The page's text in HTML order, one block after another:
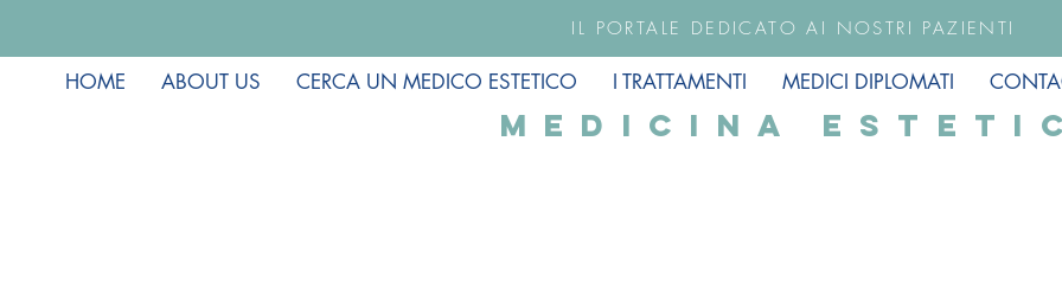
HOME ABOUT US CERCA UN MEDICO ESTETICO I TRATTAMENTI MEDICI DIPLOMATI
IL PORTALE DEDICATO AI NOSTRI PAZIENTI
MEDICINA